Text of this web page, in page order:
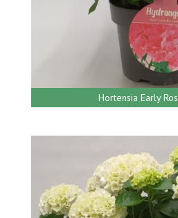
Hortensia Early